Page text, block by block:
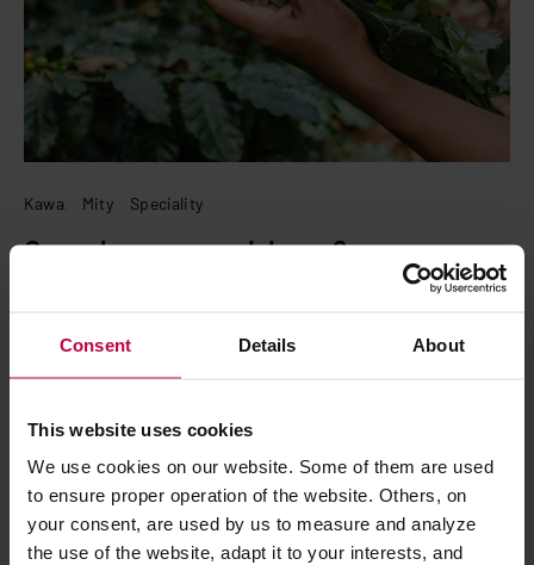
Consent Details About
This website uses cookies
We use cookies on our website. Some of them are used
to ensure proper operation of the website. Others, on
your consent, are used by us to measure and analyze
the use of the website, adapt it to your interests, and
Kawa Mity Speciality
Co wpływa na smak kawy?
Na co dzień dużo słyszy się o tym, co można, a czego nie można
PODZIEL SIĘ